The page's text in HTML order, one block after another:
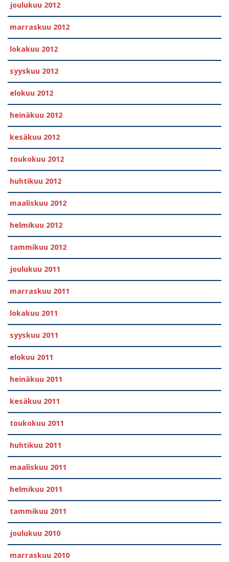
joulukuu 2012
marraskuu 2012
lokakuu 2012
syyskuu 2012
elokuu 2012
heinäkuu 2012
kesäkuu 2012
toukokuu 2012
huhtikuu 2012
maaliskuu 2012
helmikuu 2012
tammikuu 2012
joulukuu 2011
marraskuu 2011
lokakuu 2011
syyskuu 2011
elokuu 2011
heinäkuu 2011
kesäkuu 2011
toukokuu 2011
huhtikuu 2011
maaliskuu 2011
helmikuu 2011
tammikuu 2011
joulukuu 2010
marraskuu 2010